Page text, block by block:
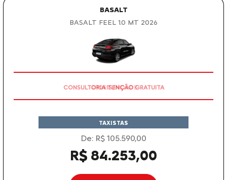
BASALT
BASALT FEEL 1.0 MT 2026
TAXISTAS
De: R$ 105.590,00
R$ 84.253,00